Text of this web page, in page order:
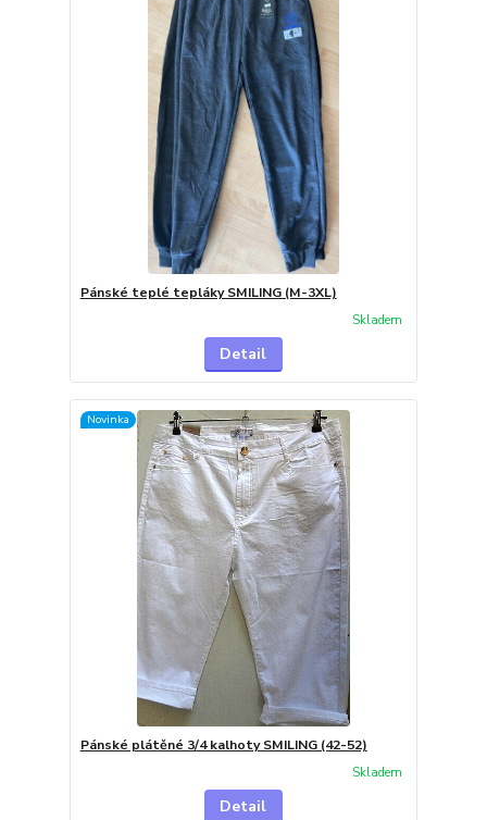
Pánské teplé tepláky SMILING (M-3XL)
Skladem
Detail
Novinka
Pánské plátěné 3/4 kalhoty SMILING (42-52)
Skladem
Detail